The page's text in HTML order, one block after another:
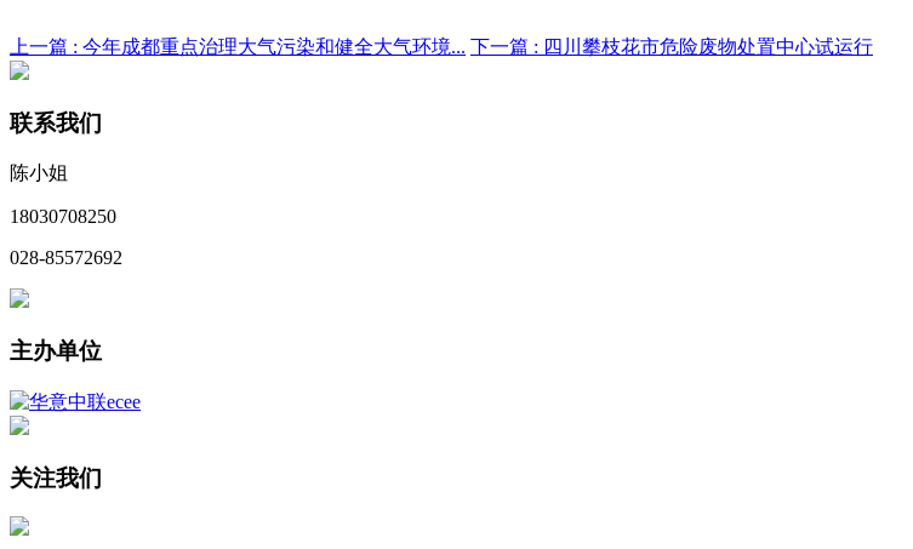
上一篇 : 今年成都重点治理大气污染和健全大气环境... 下一篇 : 四川攀枝花市危险废物处置中心试运行
联系我们
陈小姐
18030708250
028-85572692
主办单位
关注我们